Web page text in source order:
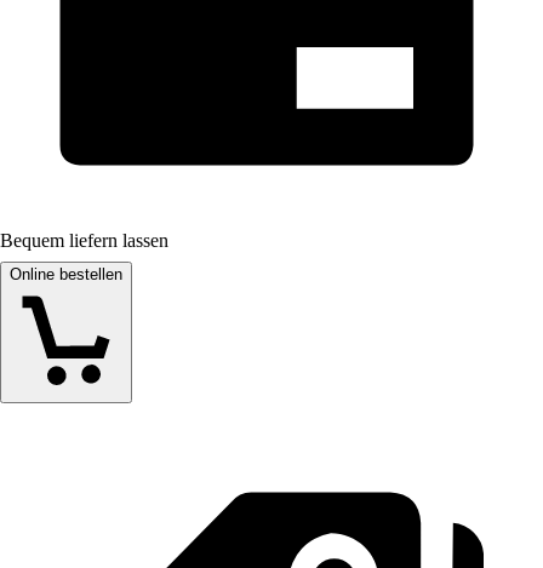
Bequem liefern lassen
Online bestellen